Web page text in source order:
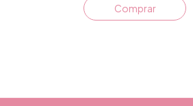
Comprar